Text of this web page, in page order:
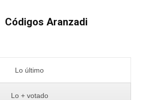
Códigos Aranzadi
Lo último
Lo + votado